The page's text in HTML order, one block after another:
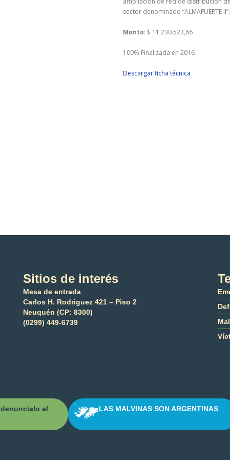
sector denominado “ALMAFUERTE II”.
Monto: $ 11.230.523,66
100% Finalizada en 2016
Descargar ficha técnica
Sitios de interés
Mesa de entrada
Carlos H. Rodriguez 421 – Piso 2
Neuquén (CP: 8300)
(0299) 449-6739
denuncialo al LAS MALVINAS SON ARGENTINAS